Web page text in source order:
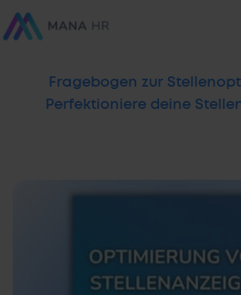
Fragebogen zur
Perfektioniere deine